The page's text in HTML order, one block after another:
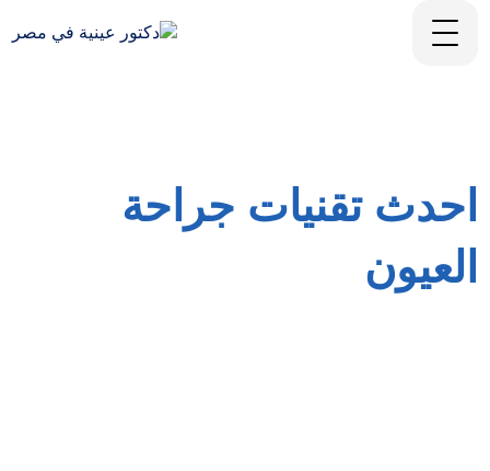
احدث تقنيات جراحة
العيون